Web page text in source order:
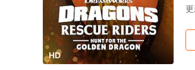
HD
更